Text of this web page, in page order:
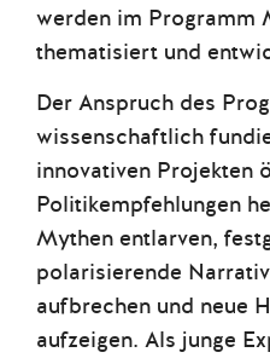
werden im Programm
thematisiert und
Der Anspruch des
wissenschaftlich
innovativen Projekten
Politikempfehlungen
Mythen entlarven,
polarisierende
aufbrechen und neue
aufzeigen. Als junge